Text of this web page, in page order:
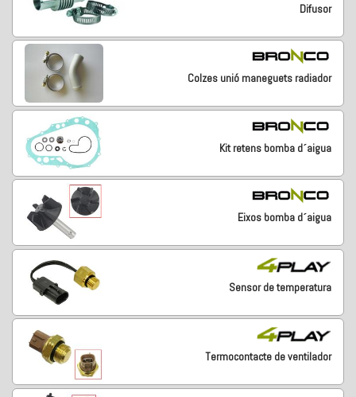
Difusor
Colzes unió maneguets radiador
Kit retens bomba d´aigua
Eixos bomba d´aigua
Sensor de temperatura
Termocontacte de ventilador